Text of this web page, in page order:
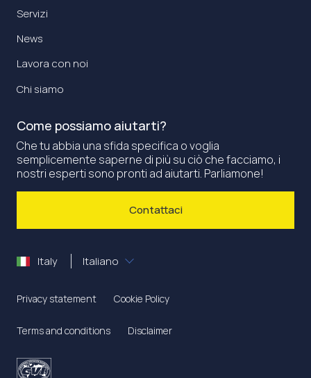
Servizi
News
Lavora con noi
Chi siamo
Come possiamo aiutarti?
Che tu abbia una sfida specifica o voglia
semplicemente saperne di più su ciò che facciamo, i
nostri esperti sono pronti ad aiutarti. Parliamone!
Contattaci
Italy Italiano
Privacy statement Cookie Policy
Terms and conditions Disclaimer